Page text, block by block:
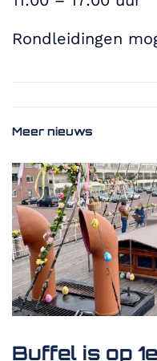
Rondleidingen
Meer nieuws
Buffel is op